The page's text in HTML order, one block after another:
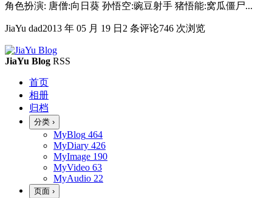
角色扮演: 唐僧:向日葵 孙悟空:豌豆射手 猪悟能:窝瓜僵尸...
JiaYu dad2013 年 05 月 19 日 2 条评论746 次浏览
JiaYu Blog RSS
首页
相册
归档
分类 ›
MyBlog 464
MyDiary 426
MyImage 190
MyVideo 63
MyAudio 22
页面 ›